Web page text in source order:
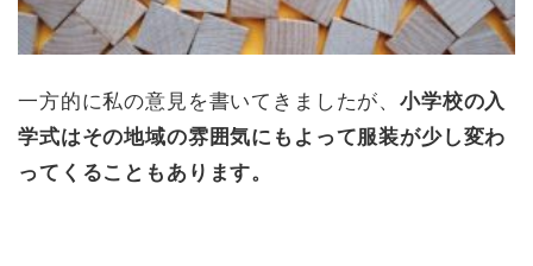
一方的に私の意見を書いてきましたが、小学校の入
学式はその地域の雰囲気にもよって服装が少し変わ
ってくることもあります。